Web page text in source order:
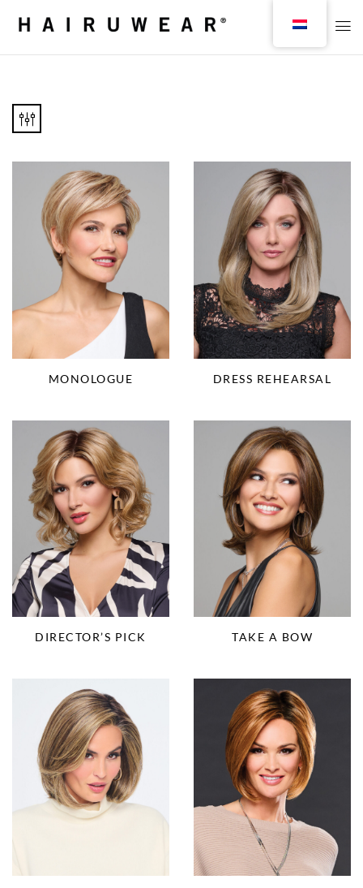
MONOLOGUE DRESS REHEARSAL
DIRECTOR’S PICK TAKE A BOW